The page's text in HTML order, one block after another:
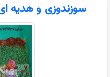
سوزندوزی و هدیه